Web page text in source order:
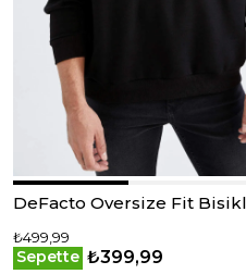
DeFacto Oversize Fit
₺499,99
Sepette ₺399,99